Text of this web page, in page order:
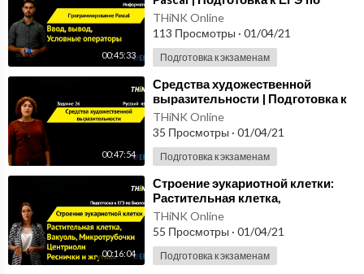
00:45:33
Информатике
THiNK Online
113 Просмотры · 01/04/21
Подготовка к экзаменам
00:47:54
⁣Средства художественной
выразительности | Подготовка к
ЕГЭ по Русскому языку
THiNK Online
35 Просмотры · 01/04/21
Подготовка к экзаменам
00:16:04
⁣Строение эукариотной клетки:
Растительная клетка,
Хлоропласты (4/4) | Подготовка к
ЕГЭ по Биологии
THiNK Online
55 Просмотры · 01/04/21
Подготовка к экзаменам